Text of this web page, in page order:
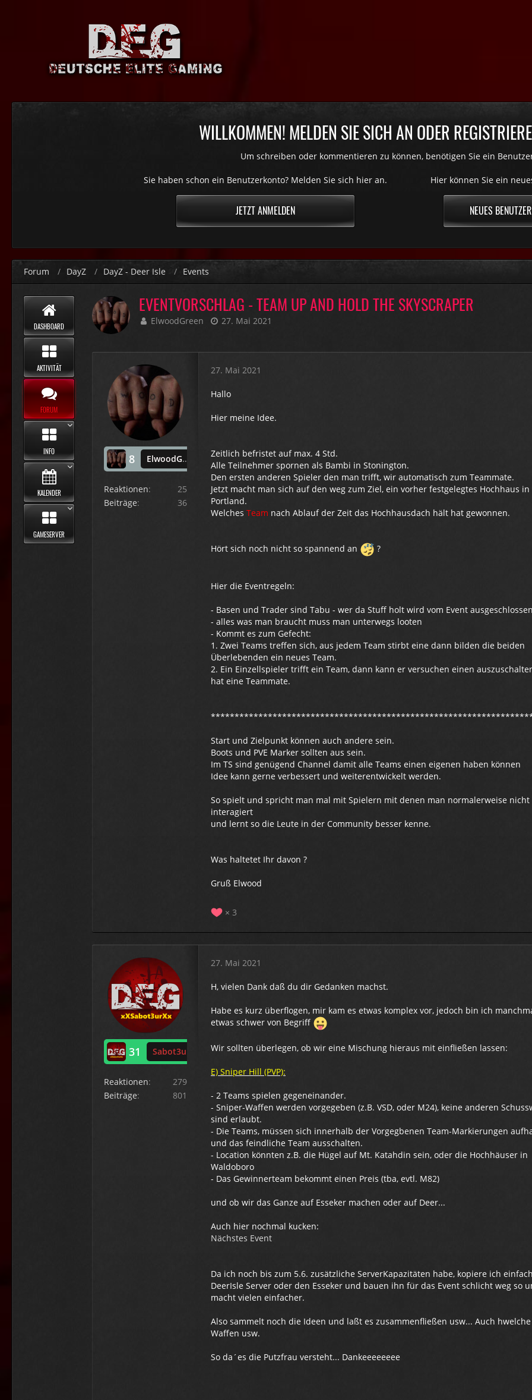
WILLKOMMEN! MELDEN SIE SICH AN ODER
Um schreiben oder kommentieren zu können, benötigen Sie ein
Sie haben schon ein Benutzerkonto? Melden Sie sich hier an.
JETZT ANMELDEN
Hier können Sie ein
NEUES
Forum DayZ DayZ - Deer Isle Events
DASHBOARD
AKTIVITÄT
FORUM
INFO
KALENDER
GAMESERVER
EVENTVORSCHLAG - TEAM UP AND HOLD THE SKYSCRAPER
ElwoodGreen 27. Mai 2021
8 ElwoodGreen
Reaktionen
25
Beiträge
36
27. Mai 2021
Hallo
Hier meine Idee.
Zeitlich befristet auf max. 4 Std.
Alle Teilnehmer spornen als Bambi in Stonington.
Den ersten anderen Spieler den man trifft, wir automatisch zum Teammate.
Jetzt macht man sich auf den weg zum Ziel, ein vorher festgelegtes Hochhaus in
Portland.
Welches Team nach Ablauf der Zeit das Hochhausdach hält hat gewonnen.
Hört sich noch nicht so spannend an ?
Hier die Eventregeln:
- Basen und Trader sind Tabu - wer da Stuff holt wird vom Event
- alles was man braucht muss man unterwegs looten
- Kommt es zum Gefecht:
1. Zwei Teams treffen sich, aus jedem Team stirbt eine dann bilden die beiden
Überlebenden ein neues Team.
2. Ein Einzellspieler trifft ein Team, dann kann er versuchen einen
hat eine Teammate.
Start und Zielpunkt können auch andere sein.
Boots und PVE Marker sollten aus sein.
Im TS sind genügend Channel damit alle Teams einen eigenen haben können
Idee kann gerne verbessert und weiterentwickelt werden.
So spielt und spricht man mal mit Spielern mit denen man normalerweise nicht
interagiert
und lernt so die Leute in der Community besser kenne.
Was haltetet Ihr davon ?
Gruß Elwood
3
31 Sabot3ur
Reaktionen
279
Beiträge
801
27. Mai 2021
H, vielen Dank daß du dir Gedanken machst.
Habe es kurz überflogen, mir kam es etwas komplex vor, jedoch bin ich
etwas schwer von Begriff
Wir sollten überlegen, ob wir eine Mischung hieraus mit einfließen lassen:
E) Sniper Hill (PVP):
- 2 Teams spielen gegeneinander.
- Sniper-Waffen werden vorgegeben (z.B. VSD, oder M24), keine anderen
sind erlaubt.
- Die Teams, müssen sich innerhalb der Vorgegbenen Team-Markierungen
und das feindliche Team ausschalten.
- Location könnten z.B. die Hügel auf Mt. Katahdin sein, oder die Hochhäuser in
Waldoboro
- Das Gewinnerteam bekommt einen Preis (tba, evtl. M82)
und ob wir das Ganze auf Esseker machen oder auf Deer...
Auch hier nochmal kucken:
Nächstes Event
Da ich noch bis zum 5.6. zusätzliche ServerKapazitäten habe, kopiere ich
DeerIsle Server oder den Esseker und bauen ihn für das Event schlicht weg so
macht vielen einfacher.
Also sammelt noch die Ideen und laßt es zusammenfließen usw... Auch hwelche
Waffen usw.
So da´es die Putzfrau versteht... Dankeeeeeeee